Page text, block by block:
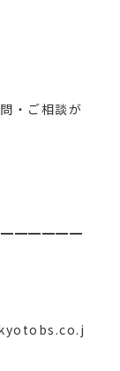
・ご相談が